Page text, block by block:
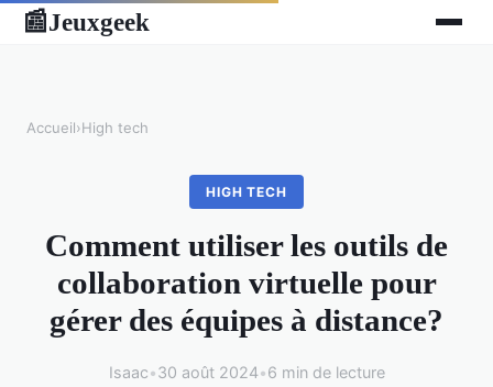
📰Jeuxgeek
Accueil›High tech
HIGH TECH
Comment utiliser les outils de
collaboration virtuelle pour
gérer des équipes à distance?
Isaac•30 août 2024•6 min de lecture